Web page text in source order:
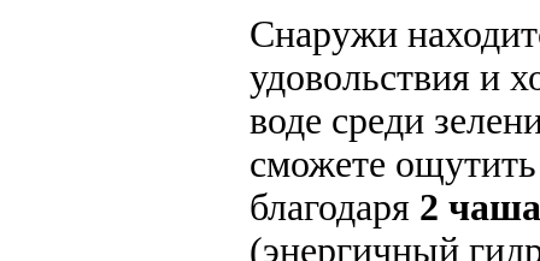
Снаружи
удовольствия и
воде среди
сможете
благодаря 2
(энергичный